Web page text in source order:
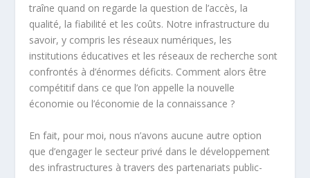
traîne quand on regarde la question de l’accès, la
qualité, la fiabilité et les coûts. Notre infrastructure du
savoir, y compris les réseaux numériques, les
institutions éducatives et les réseaux de recherche sont
confrontés à d’énormes déficits. Comment alors être
compétitif dans ce que l’on appelle la nouvelle
économie ou l’économie de la connaissance ?
En fait, pour moi, nous n’avons aucune autre option
que d’engager le secteur privé dans le développement
des infrastructures à travers des partenariats public-